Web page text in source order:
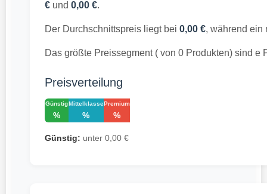
€und 0,00 €.
Der Durchschnittspreis liegt bei 0,00 €, während ein
Das größte Preissegment ( von 0 Produkten) sind e
Preisverteilung
Günstig
%
Mittelklasse
%
Premium
%
Günstig: unter 0,00 €